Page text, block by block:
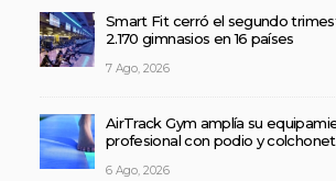
Smart Fit cerró el segundo
2.170 gimnasios en 16 países
7 Ago, 2026
AirTrack Gym amplía su
profesional con podio y
6 Ago, 2026